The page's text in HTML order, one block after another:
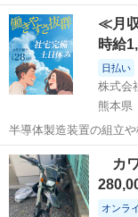
ーマルのままタイヤを
ェンダー、アンダーカ
もらってます。チェカー
大分 中津市 カ
≪月
時給
日払い
株式会
熊本県
半導体製造装置の組立
中★ワンルーム寮完備！
車場あり！正社員登用あり！
仕事 ◇半導体製造装置の
熊本 その他
カ
オンラ